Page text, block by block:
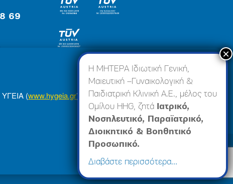
69
Made by minoanDesign
Η ΜΗΤΕΡΑ Ιδιωτική Γενική,
Μαιευτική –Γυναικολογική &
Παιδιατρική Κλινική Α.Ε., μέλος του
Ομίλου HHG, ζητά Ιατρικό,
Νοσηλευτικό, Παραϊατρικό,
Διοικητικό & Βοηθητικό
Προσωπικό.
Διαβάστε περισσότερα…
(www.hygeia.gr), ώστε να σας προσφέρουμε